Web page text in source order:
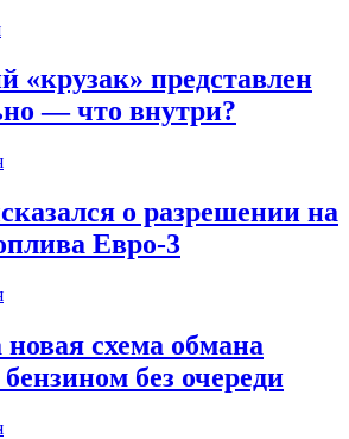
«крузак» представлен
— что внутри?
о разрешении на
Евро-3
схема обмана
без очереди